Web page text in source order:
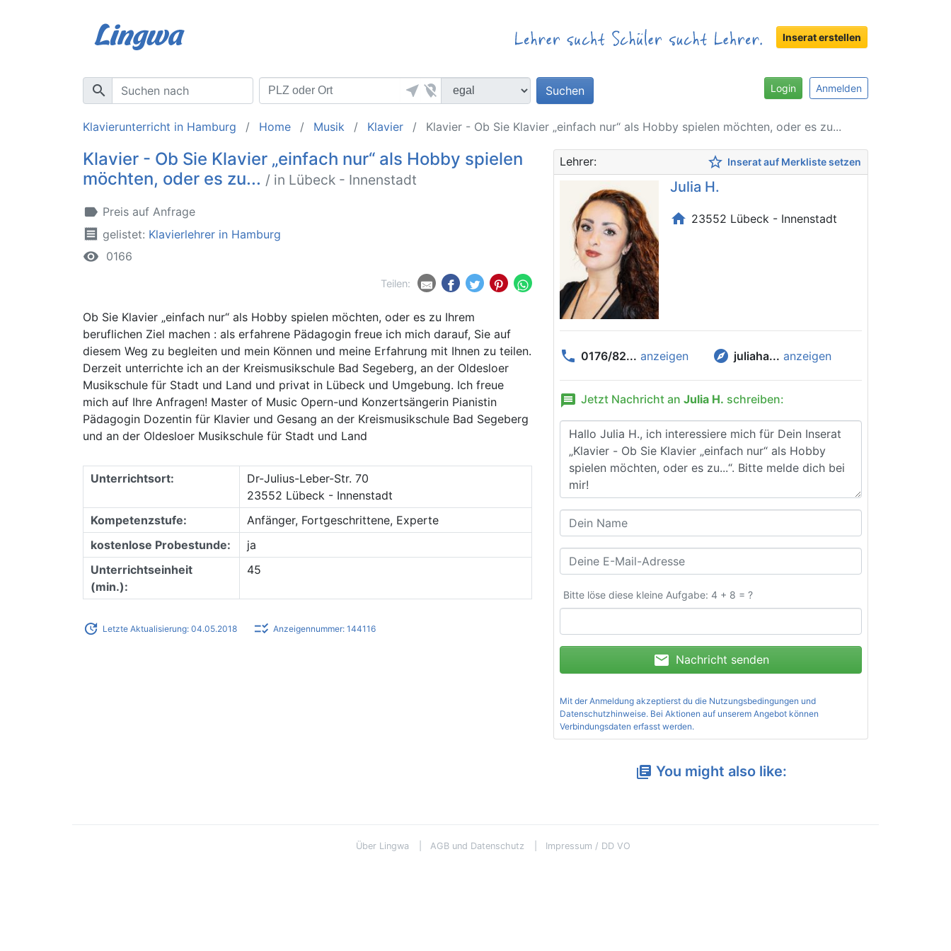
Inserat erstellen
search near_me location_off Suchen Login Anmelden
Klavierunterricht in Hamburg Home Musik Klavier Klavier - Ob Sie Klavier „einfach nur“ als Hobby spielen möchten, oder es zu...
Klavier - Ob Sie Klavier „einfach nur“ als Hobby spielen
möchten, oder es zu... / in Lübeck - Innenstadt
label Preis auf Anfrage
receipt gelistet: Klavierlehrer in Hamburg
remove_red_eye 0166
Teilen:
Ob Sie Klavier „einfach nur“ als Hobby spielen möchten, oder es zu Ihrem
beruflichen Ziel machen : als erfahrene Pädagogin freue ich mich darauf, Sie auf
diesem Weg zu begleiten und mein Können und meine Erfahrung mit Ihnen zu teilen.
Derzeit unterrichte ich an der Kreismusikschule Bad Segeberg, an der Oldesloer
Musikschule für Stadt und Land und privat in Lübeck und Umgebung. Ich freue
mich auf Ihre Anfragen! Master of Music Opern-und Konzertsängerin Pianistin
Pädagogin Dozentin für Klavier und Gesang an der Kreismusikschule Bad Segeberg
und an der Oldesloer Musikschule für Stadt und Land
Unterrichtsort:
Dr-Julius-Leber-Str. 70
23552 Lübeck - Innenstadt
Kompetenzstufe:
Anfänger, Fortgeschrittene, Experte
kostenlose Probestunde:
ja
Unterrichtseinheit
(min.):
45
update Letzte Aktualisierung: 04.05.2018 checklist_rtl Anzeigennummer: 144116
Lehrer: star_border Inserat auf Merkliste setzen
Julia H.
home 23552 Lübeck - Innenstadt
phone 0176/82... anzeigen explore juliaha... anzeigen
message Jetzt Nachricht an Julia H. schreiben:
Bitte löse diese kleine Aufgabe: 4 + 8 = ?
mail Nachricht senden
Mit der Anmeldung akzeptierst du die Nutzungsbedingungen und
Datenschutzhinweise. Bei Aktionen auf unserem Angebot können
Verbindungsdaten erfasst werden.
library_books You might also like:
Über Lingwa AGB und Datenschutz Impressum / DD VO